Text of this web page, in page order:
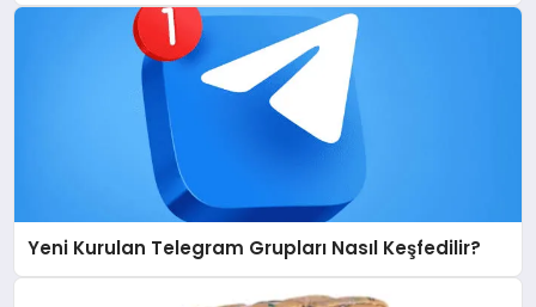
Yeni Kurulan Telegram Grupları Nasıl Keşfedilir?